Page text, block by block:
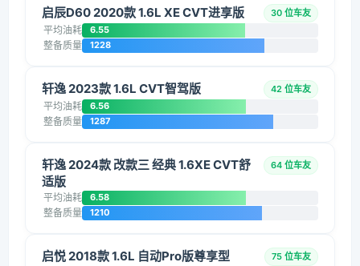
启辰D60 2020款 1.6L XE CVT进享版 30 位车友
平均油耗 6.55
整备质量 1228
轩逸 2023款 1.6L CVT智驾版 42 位车友
平均油耗 6.56
整备质量 1287
轩逸 2024款 改款三 经典 1.6XE CVT舒
适版
64 位车友
平均油耗 6.58
整备质量 1210
启悦 2018款 1.6L 自动Pro版尊享型 75 位车友